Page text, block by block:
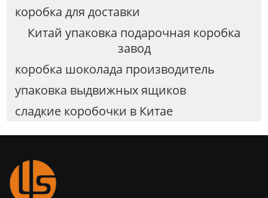
коробка для доставки
Китай упаковка подарочная коробка
завод
коробка шоколада производитель
упаковка выдвижных ящиков
сладкие коробочки в Китае